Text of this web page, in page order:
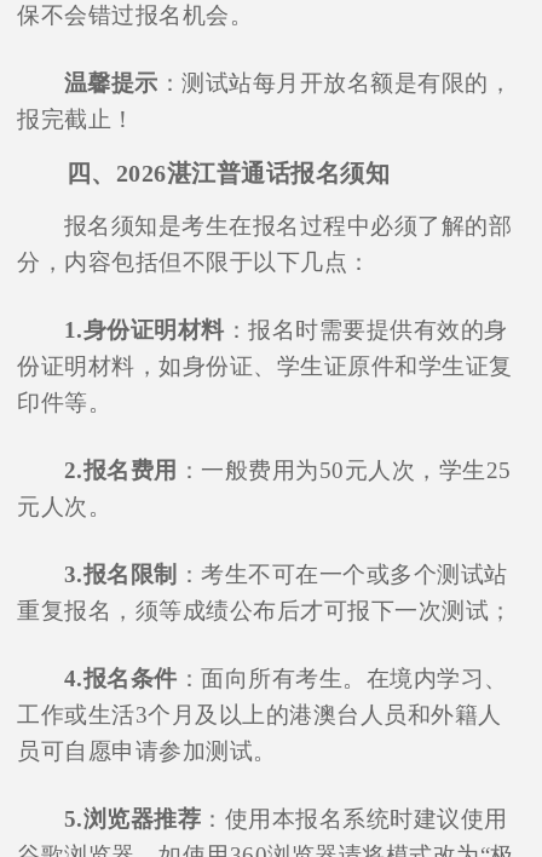
保不会错过报名机会。
温馨提示 ：测试站每月开放名额是有限的，
报完截止！
四、2026湛江普通话报名须知
报名须知是考生在报名过程中必须了解的部
分，内容包括但不限于以下几点：
1.身份证明材料 ：报名时需要提供有效的身
份证明材料，如身份证、学生证原件和学生证复
印件等。
2.报名费用 ：一般费用为50元人次，学生25
元人次。
3.报名限制
：考生不可在一个或多个测试站
重复报名，须等成绩公布后才可报下一次测试；
4.报名条件 ：面向所有考生。在境内学习、
工作或生活3个月及以上的港澳台人员和外籍人
员可自愿申请参加测试。
5.浏览器推荐 ：使用本报名系统时建议使用